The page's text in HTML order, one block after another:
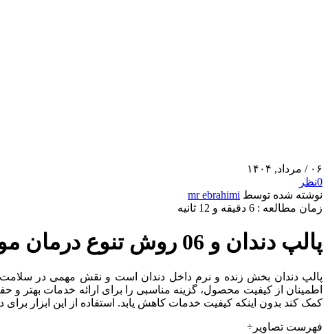
۰۶ / مرداد, ۱۴۰۴
0نظر
نوشته شده توسط mr ebrahimi
زمان مطالعه : 6 دقیقه و 12 ثانیه
پالپ دندان و 06 روش تنوع درمان موثر برای بیماری پالپ!
پالپ دندان بخش زنده و نرم داخل دندان است و نقش مهمی در سلامت
اطمینان از کیفیت محصول، گزینه مناسبی را برای ارائه خدمات بهتر و
کمک کند بدون اینکه کیفیت خدمات کاهش یابد. استفاده از این ابزار
فهرست تصاویر÷